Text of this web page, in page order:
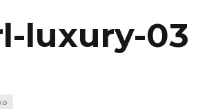
luxury-03